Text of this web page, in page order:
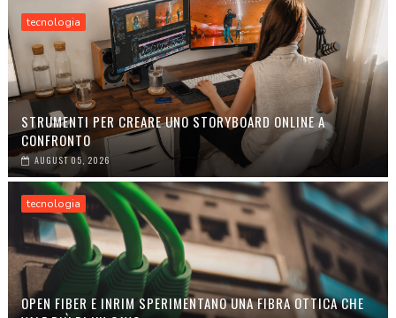
tecnologia
STRUMENTI PER CREARE UNO STORYBOARD ONLINE A
CONFRONTO
AUGUST 05, 2026
tecnologia
OPEN FIBER E INRIM SPERIMENTANO UNA FIBRA OTTICA CHE